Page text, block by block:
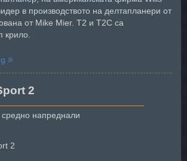
в производството на делтапланери от
от Mike Mier. T2 и T2C са
крило.
2
напреднали